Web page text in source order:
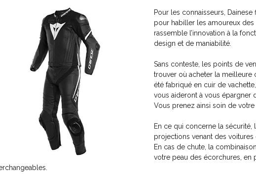
Pour les connaisseurs,
pour habiller les amoureux
rassemble l’innovation à la
design et de maniabilité.
Sans conteste, les points de
trouver où acheter la meilleure
été fabriqué en cuir de
vous aideront à vous épargner
Vous prenez ainsi soin de votre
En ce qui concerne la sécurité,
projections venant des
En cas de chute, la
votre peau des écorchures, en